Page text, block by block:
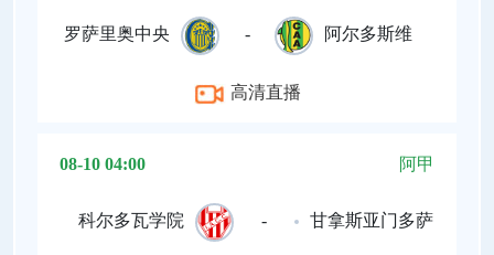
罗萨里奥中央 - 阿尔多斯维
高清直播
08-10 04:00 阿甲
科尔多瓦学院 - 甘拿斯亚门多萨